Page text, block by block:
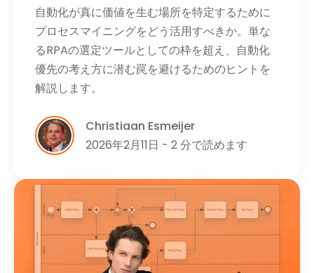
自動化が真に価値を生む場所を特定するために
プロセスマイニングをどう活用すべきか。単な
るRPAの選定ツールとしての枠を超え、自動化
優先の考え方に潜む罠を避けるためのヒントを
解説します。
Christiaan Esmeijer
2026年2月11日 - 2 分で読めます